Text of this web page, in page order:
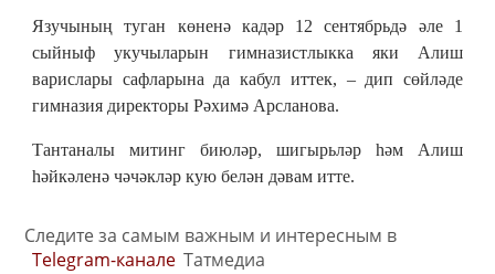
Язучының туган көненә кадәр 12 сентябрьдә әле 1
сыйныф укучыларын гимназистлыкка яки Алиш
варислары сафларына да кабул иттек, – дип сөйләде
гимназия директоры Рәхимә Арсланова.
Тантаналы митинг биюләр, шигырьләр һәм Алиш
һәйкәленә чәчәкләр кую белән дәвам итте.
Следите за самым важным и интересным в
Telegram-канале Татмедиа